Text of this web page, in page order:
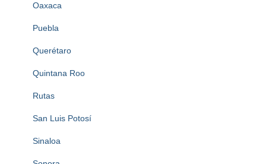
Oaxaca
Puebla
Querétaro
Quintana Roo
Rutas
San Luis Potosí
Sinaloa